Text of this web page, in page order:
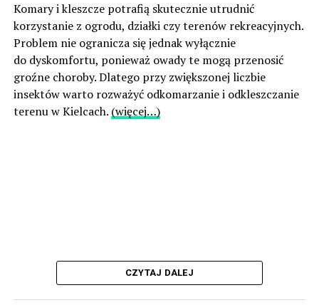
Komary i kleszcze potrafią skutecznie utrudnić
korzystanie z ogrodu, działki czy terenów rekreacyjnych.
Problem nie ogranicza się jednak wyłącznie
do dyskomfortu, ponieważ owady te mogą przenosić
groźne choroby. Dlatego przy zwiększonej liczbie
insektów warto rozważyć odkomarzanie i odkleszczanie
terenu w Kielcach. (więcej…)
CZYTAJ DALEJ